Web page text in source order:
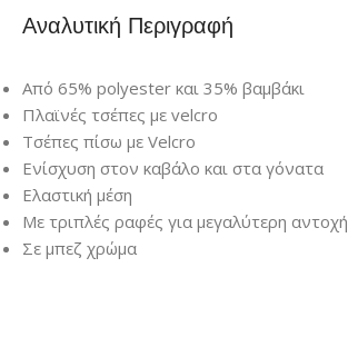
Αναλυτική Περιγραφή
Από 65% polyester και 35% βαμβάκι
Πλαϊνές τσέπες με velcro
Τσέπες πίσω με Velcro
Ενίσχυση στον καβάλο και στα γόνατα
Ελαστική μέση
Με τριπλές ραφές για μεγαλύτερη αντοχή
Σε μπεζ χρώμα